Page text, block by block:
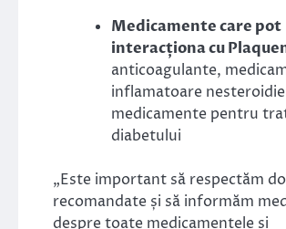
Medicamente care pot
interacționa cu
anticoagulante,
inflamatoare
medicamente pentru
diabetului
„Este important să respectăm
recomandate și să informăm
despre toate medicamentele și